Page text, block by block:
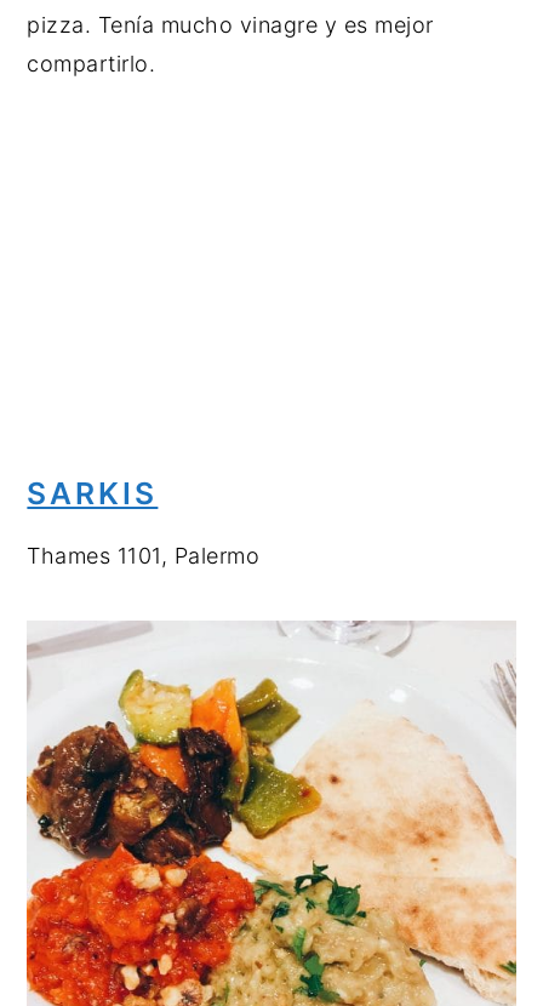
pizza. Tenía mucho vinagre y es mejor
compartirlo.
SARKIS
Thames 1101, Palermo